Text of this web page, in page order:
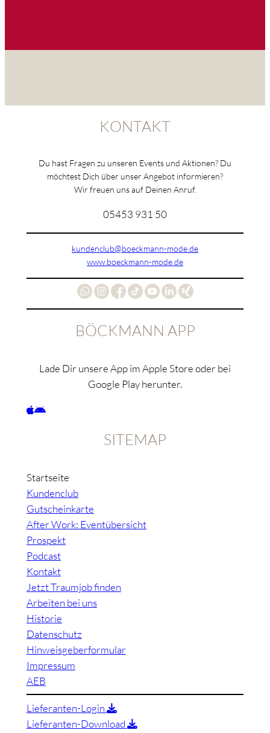
KONTAKT
Du hast Fragen zu unseren Events und Aktionen? Du
möchtest Dich über unser Angebot informieren?
Wir freuen uns auf Deinen Anruf.
05453 931 50
kundenclub@boeckmann-mode.de
www.boeckmann-mode.de
BÖCKMANN APP
Lade Dir unsere App im Apple Store oder bei
Google Play herunter.
SITEMAP
Startseite
Kundenclub
Gutscheinkarte
After Work: Eventübersicht
Prospekt
Podcast
Kontakt
Jetzt Traumjob finden
Arbeiten bei uns
Historie
Datenschutz
Hinweisgeberformular
Impressum
AEB
Lieferanten-Login
Lieferanten-Download